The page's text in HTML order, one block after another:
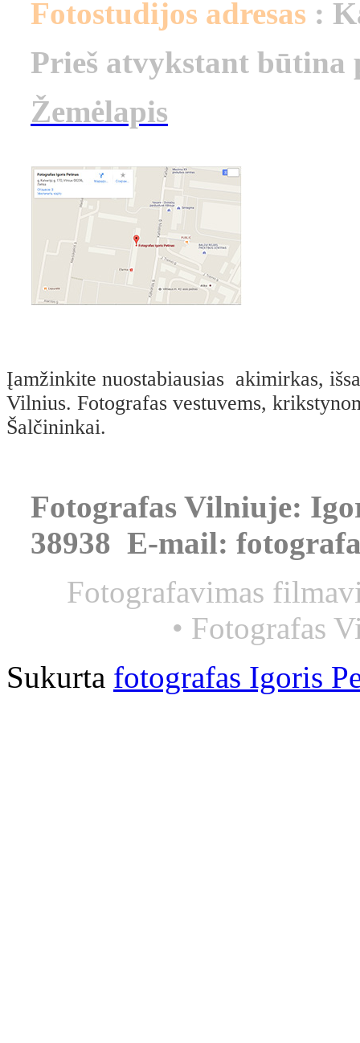
Fotostudijos adresas :
Prieš atvykstant būtina
Žemėlapis
Įamžinkite nuostabiausias akimirkas,
Vilnius. Fotografas vestuvems,
Šalčininkai.
Fotografas Vilniuje:
38938 E-mail:
Fotografavimas
• Fotografas
Sukurta fotografas Igoris